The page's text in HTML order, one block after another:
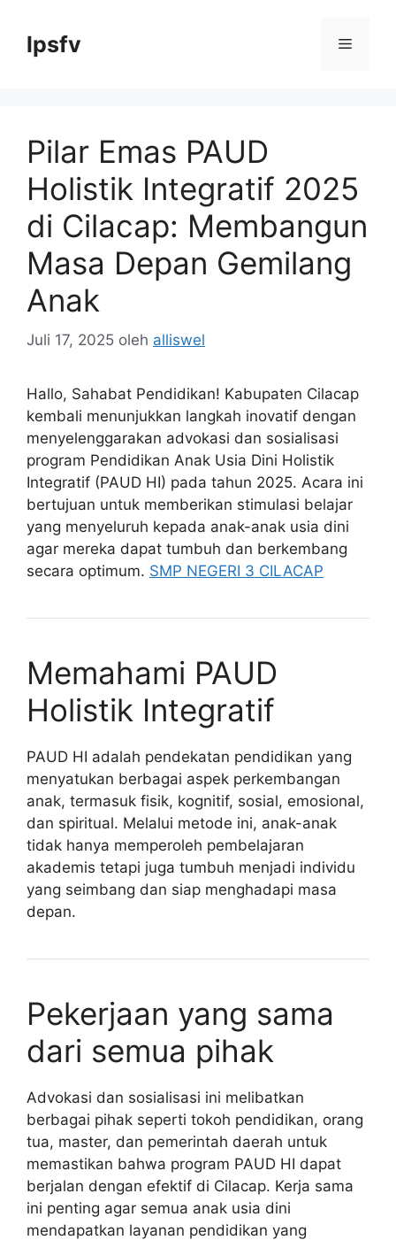
lpsfv Menu
Pilar Emas PAUD
Holistik Integratif 2025
di Cilacap: Membangun
Masa Depan Gemilang
Anak
Juli 17, 2025 oleh alliswel
Hallo, Sahabat Pendidikan! Kabupaten Cilacap
kembali menunjukkan langkah inovatif dengan
menyelenggarakan advokasi dan sosialisasi
program Pendidikan Anak Usia Dini Holistik
Integratif (PAUD HI) pada tahun 2025. Acara ini
bertujuan untuk memberikan stimulasi belajar
yang menyeluruh kepada anak-anak usia dini
agar mereka dapat tumbuh dan berkembang
secara optimum. SMP NEGERI 3 CILACAP
Memahami PAUD
Holistik Integratif
PAUD HI adalah pendekatan pendidikan yang
menyatukan berbagai aspek perkembangan
anak, termasuk fisik, kognitif, sosial, emosional,
dan spiritual. Melalui metode ini, anak-anak
tidak hanya memperoleh pembelajaran
akademis tetapi juga tumbuh menjadi individu
yang seimbang dan siap menghadapi masa
depan.
Pekerjaan yang sama
dari semua pihak
Advokasi dan sosialisasi ini melibatkan
berbagai pihak seperti tokoh pendidikan, orang
tua, master, dan pemerintah daerah untuk
memastikan bahwa program PAUD HI dapat
berjalan dengan efektif di Cilacap. Kerja sama
ini penting agar semua anak usia dini
mendapatkan layanan pendidikan yang